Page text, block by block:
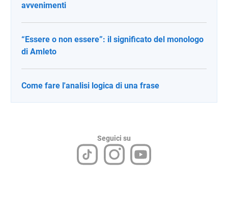
avvenimenti
“Essere o non essere”: il significato del monologo
di Amleto
Come fare l'analisi logica di una frase
Seguici su